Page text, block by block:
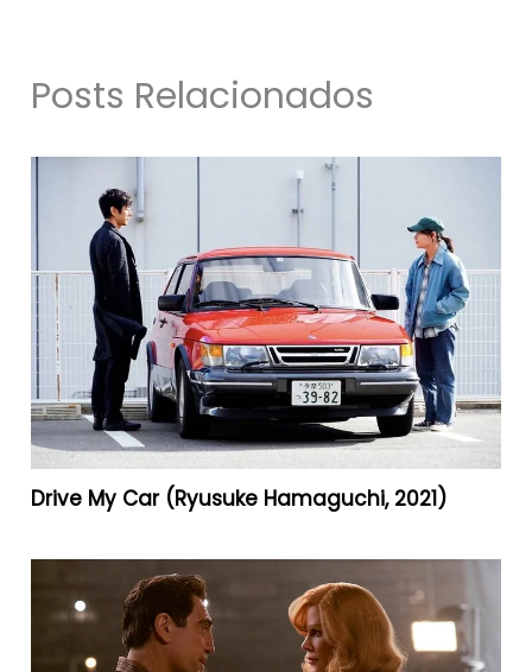
Posts Relacionados
Drive My Car (Ryusuke Hamaguchi, 2021)